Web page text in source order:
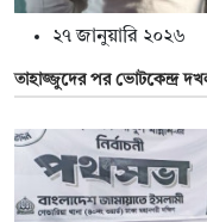
২৭ জানুয়ারি ২০২৬
তাহাজ্জুদের পর ভোটকেন্দ্র